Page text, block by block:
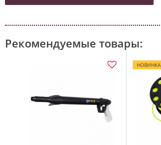
Рекомендуемые товары:
НОВИНКА